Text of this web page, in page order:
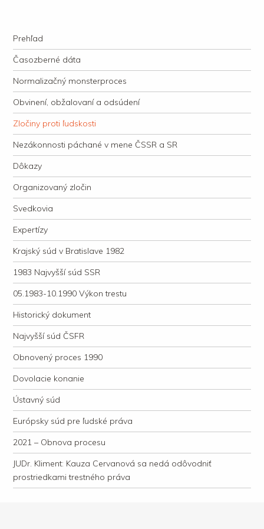
justície
Navigation
Skip to content
Prehľad
Časozberné dáta
Normalizačný monsterproces
Obvinení, obžalovaní a odsúdení
Zločiny proti ľudskosti
Nezákonnosti páchané v mene ČSSR a SR
Dôkazy
Organizovaný zločin
Svedkovia
Expertízy
Krajský súd v Bratislave 1982
1983 Najvyšší súd SSR
05.1983-10.1990 Výkon trestu
Historický dokument
Najvyšší súd ČSFR
Obnovený proces 1990
Dovolacie konanie
Ústavný súd
Európsky súd pre ľudské práva
2021 – Obnova procesu
JUDr. Kliment: Kauza Cervanová sa nedá odôvodniť
prostriedkami trestného práva